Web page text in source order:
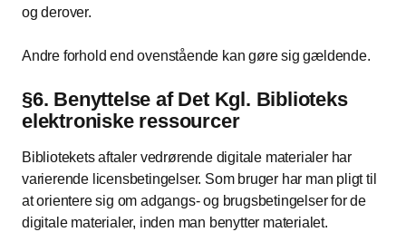
og derover.
Andre forhold end ovenstående kan gøre sig gældende.
§6. Benyttelse af Det Kgl. Biblioteks
elektroniske ressourcer
Bibliotekets aftaler vedrørende digitale materialer har
varierende licensbetingelser. Som bruger har man pligt til
at orientere sig om adgangs- og brugsbetingelser for de
digitale materialer, inden man benytter materialet.